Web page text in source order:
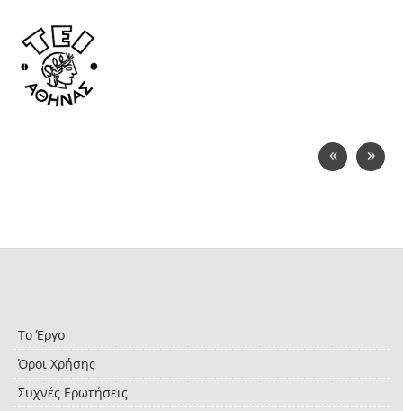
« »
Το Έργο
Όροι Χρήσης
Συχνές Ερωτήσεις